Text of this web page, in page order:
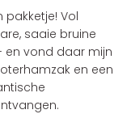
Vol
saaie bruine
vond daar mijn
en een